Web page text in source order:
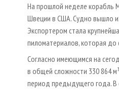
На прошлой неделе корабль
Швеции в США. Судно вышло
Экспортером стала
пиломатериалов, которая до
Согласно имеющимся на
в общей сложности 330 864
период предыдущего года.